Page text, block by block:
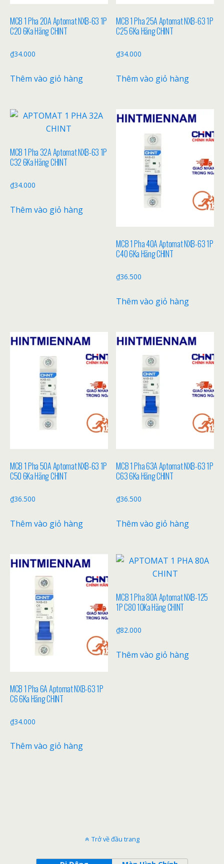
MCB 1 Pha 20A Aptomat NXB-63 1P
C20 6Ka Hãng CHINT
₫34.000
Thêm vào giỏ hàng
MCB 1 Pha 25A Aptomat NXB-63 1P
C25 6Ka Hãng CHINT
₫34.000
Thêm vào giỏ hàng
MCB 1 Pha 32A Aptomat NXB-63 1P
C32 6Ka Hãng CHINT
₫34.000
Thêm vào giỏ hàng
MCB 1 Pha 40A Aptomat NXB-63 1P
C40 6Ka Hãng CHINT
₫36.500
Thêm vào giỏ hàng
MCB 1 Pha 50A Aptomat NXB-63 1P
C50 6Ka Hãng CHINT
₫36.500
Thêm vào giỏ hàng
MCB 1 Pha 63A Aptomat NXB-63 1P
C63 6Ka Hãng CHINT
₫36.500
Thêm vào giỏ hàng
MCB 1 Pha 6A Aptomat NXB-63 1P
C6 6Ka Hãng CHINT
₫34.000
Thêm vào giỏ hàng
MCB 1 Pha 80A Aptomat NXB-125
1P C80 10Ka Hãng CHINT
₫82.000
Thêm vào giỏ hàng
Trở về đầu trang